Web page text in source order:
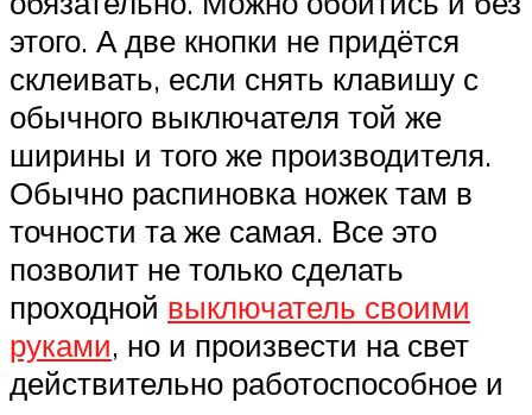
этого. А две кнопки не придётся
склеивать, если снять клавишу с
обычного выключателя той же
ширины и того же производителя.
Обычно распиновка ножек там в
точности та же самая. Все это
позволит не только сделать
проходной выключатель своими
руками, но и произвести на свет
действительно работоспособное и